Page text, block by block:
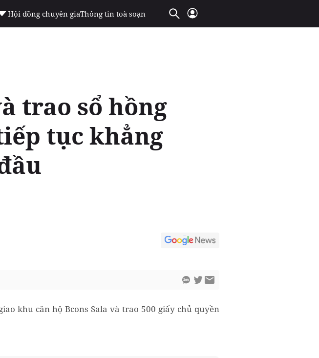
Hội đồng chuyên giaThông tin toà soạn
trao sổ hồng
tục khẳng
khu căn hộ Bcons Sala và trao 500 giấy chủ quyền